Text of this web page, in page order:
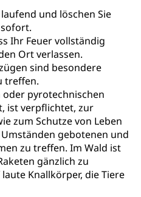
und löschen Sie
Ihr Feuer vollständig
Ort verlassen.
sind besondere
treffen.
pyrotechnischen
ist verpflichtet, zur
zum Schutze von Leben
gebotenen und
zu treffen. Im Wald ist
gänzlich zu
Knallkörper, die Tiere
(WAS Luzern)
(WAS Luzern)
Luzern
Kultur
Tourismus)
Denkmalpflege,
kulturelles Erbe,
Selektive
Kulturpreis,
Recherche,